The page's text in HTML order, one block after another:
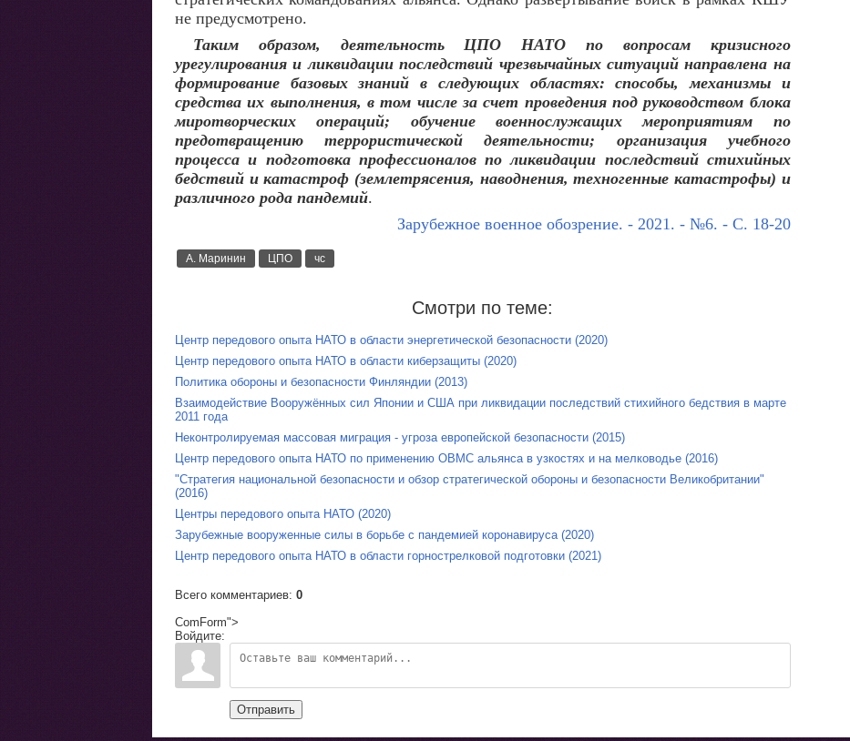
не предусмотрено.
Таким образом, деятельность ЦПО НАТО по вопросам кризисного
урегулирования и ликвидации последствий чрезвычайных ситуаций направлена на
формирование базовых знаний в следующих областях: способы, механизмы и
средства их выполнения, в том числе за счет проведения под руководством блока
миротворческих операций; обучение военнослужащих мероприятиям по
предотвращению террористической деятельности; организация учебного
процесса и подготовка профессионалов по ликвидации последствий стихийных
бедствий и катастроф (землетрясения, наводнения, техногенные катастрофы) и
различного рода пандемий.
Зарубежное военное обозрение. - 2021. - №6. - С. 18-20
А. Маринин ЦПО чс
Смотри по теме:
Центр передового опыта НАТО в области энергетической безопасности (2020)
Центр передового опыта НАТО в области киберзащиты (2020)
Политика обороны и безопасности Финляндии (2013)
Взаимодействие Вооружённых сил Японии и США при ликвидации последствий стихийного бедствия в марте
2011 года
Неконтролируемая массовая миграция - угроза европейской безопасности (2015)
Центр передового опыта НАТО по применению ОВМС альянса в узкостях и на мелководье (2016)
"Стратегия национальной безопасности и обзор стратегической обороны и безопасности Великобритании"
(2016)
Центры передового опыта НАТО (2020)
Зарубежные вооруженные силы в борьбе с пандемией коронавируса (2020)
Центр передового опыта НАТО в области горнострелковой подготовки (2021)
Всего комментариев: 0
ComForm">
Войдите:
Отправить